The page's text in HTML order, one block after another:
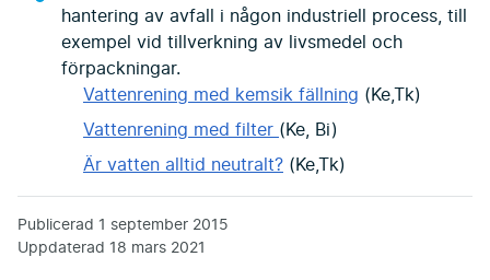
hantering av avfall i någon industriell process, till
exempel vid tillverkning av livsmedel och
förpackningar.
Vattenrening med kemsik fällning (Ke,Tk)
Vattenrening med filter (Ke, Bi)
Är vatten alltid neutralt? (Ke,Tk)
Publicerad 1 september 2015
Uppdaterad 18 mars 2021